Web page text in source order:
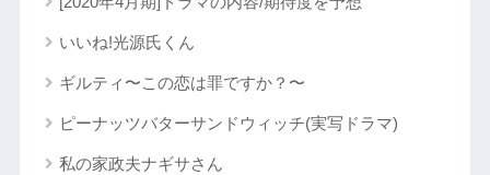
いいね!光源氏くん
ギルティ〜この恋は罪ですか？〜
ピーナッツバターサンドウィッチ(実写ドラマ)
私の家政夫ナギサさん